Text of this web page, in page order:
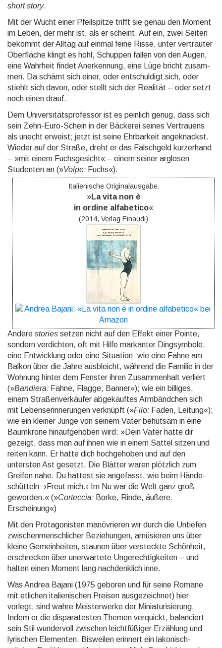
short story.
Mit der Wucht einer Pfeilspitze trifft sie genau den Moment
im Leben, der mehr ist, als er scheint. Auf ein, zwei Seiten
bekommt der Alltag auf einmal feine Risse, unter vertrauter
Ober­fläche klingt es hohl, Schup­pen fallen von den Augen,
eine Wahr­heit findet Aner­kennung, eine Lüge bricht zu­sam­
men. Da schämt sich einer, oder ent­schul­digt sich, oder
stiehlt sich davon, oder stellt sich der Realität – oder setzt
noch einen drauf.
Dem Universitätsprofessor ist es peinlich genug, dass sich
sein Zehn-Euro-Schein in der Bäcke­rei seines Ver­trauens
als unecht erweist; jetzt ist seine Ehr­bar­keit ange­knackst.
Wieder auf der Straße, dreht er das Falsch­geld kurzer­hand
– »mit einem Fuchsgesicht« – einem seiner arglosen
Studenten an (»Volpe: Fuchs«).
Italienische Originalausgabe:
»La vita non è
in ordine alfabetico«
(2014, Verlag Einaudi)
Andere stories setzen nicht auf den Effekt einer Pointe,
sondern verdichten, oft mit Hilfe markanter Ding­symbole,
eine Ent­wick­lung oder eine Situation: wie eine Fahne am
Balkon über die Jahre aus­bleicht, wäh­rend die Familie in der
Wohnung hinter dem Fenster ihren Zusam­men­halt verliert
(»Bandiera: Fahne, Flagge, Banner«); wie ein billiges,
einem Straßen­ver­käufer abge­kauftes Arm­bänd­chen sich
mit Lebens­erinne­rungen verknüpft (»Filo: Faden, Leitung«);
wie ein kleiner Junge von seinem Vater behut­sam in eine
Baum­krone hinauf­gehoben wird: »Dein Vater hatte dir
gezeigt, dass man auf ihnen wie in einem Sattel sitzen und
reiten kann. Er hatte dich hoch­ge­hoben und auf den
untersten Ast gesetzt. Die Blätter waren plötzlich zum
Greifen nahe. Du hattest sie ange­fasst, wie beim Hände­
schütteln: ›Freut mich.‹ Im Nu war die Welt ganz groß
geworden.« (»Corteccia: Borke, Rinde, äußere.
Erscheinung«)
Mit den Protagonisten manövrieren wir durch die Untiefen
zwischen­mensch­licher Bezie­hungen, amüsieren uns über
kleine Gemein­heiten, staunen über ver­steckte Schön­heit,
erschre­cken über uner­wartete Unge­rechtig­keiten – und
halten einen Moment lang nach­denklich inne.
Was Andrea Bajani (1975 geboren und für seine Romane
mit etlichen italie­nischen Preisen ausge­zeichnet) hier
vorlegt, sind wahre Meister­werke der Miniatu­risierung.
Indem er die dis­parates­ten Themen verquickt, balan­ciert
sein Stil wunder­voll zwischen leicht­füßiger Erzählung und
lyrischen Elementen. Bis­weilen erinnert ein lakonisch-